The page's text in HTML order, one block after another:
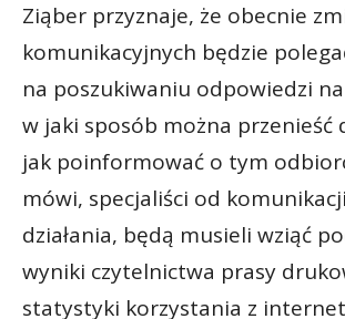
Ziąber przyznaje, że obecnie
komunikacyjnych będzie
na poszukiwaniu odpowiedzi
w jaki sposób można przenieść
jak poinformować o tym
mówi, specjaliści od
działania, będą musieli wziąć
wyniki czytelnictwa prasy
statystyki korzystania z